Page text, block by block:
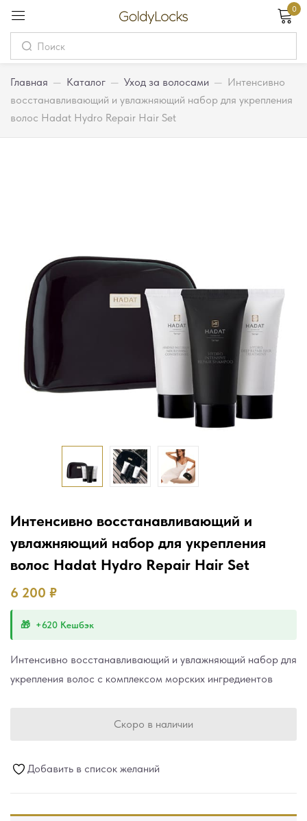
0
Главная — Каталог — Уход за волосами — Интенсивно
восстанавливающий и увлажняющий набор для укрепления
волос Hadat Hydro Repair Hair Set
Интенсивно восстанавливающий и
увлажняющий набор для укрепления
волос Hadat Hydro Repair Hair Set
6 200 ₽
+620 Кешбэк
Интенсивно восстанавливающий и увлажняющий набор для
укрепления волос с комплексом морских ингредиентов
Скоро в наличии
Добавить в список желаний
Вход
Password
Или войдите через